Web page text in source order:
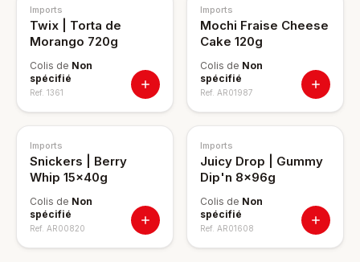
Imports
Twix | Torta de
Morango 720g
Colis de Non
spécifié
Ref. 1361
Imports
Mochi Fraise Cheese
Cake 120g
Colis de Non
spécifié
Ref. AR01987
Imports
Snickers | Berry
Whip 15x40g
Colis de Non
spécifié
Ref. AR00820
Imports
Juicy Drop | Gummy
Dip'n 8x96g
Colis de Non
spécifié
Ref. AR01608